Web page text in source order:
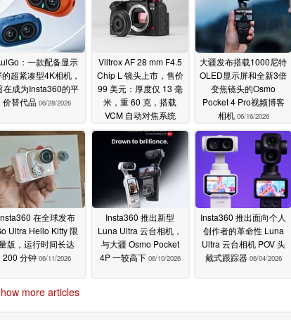
：一款配备显示
的超紧凑型4K相机，
在成为Insta360的平
价替代品 06/28/2026
Viltrox AF 28 mm F4.5
Chip L 镜头上市，售价
99 美元：厚度仅 13 毫
米，重 60 克，搭载
VCM 自动对焦系统
06/17/2026
大疆发布搭载1000尼特
OLED显示屏和全新3倍
变焦镜头的Osmo
Pocket 4 Pro视频博客
相机 06/16/2026
在全球发布
Ultra Hello Kitty 限
版，运行时间长达
200 分钟 06/11/2026
Insta360 推出新型
Luna Ultra 云台相机，
与大疆 Osmo Pocket
4P 一较高下 06/10/2026
Insta360 推出面向个人
创作者的革命性 Luna
Ultra 云台相机 POV 头
戴式跟踪器 06/04/2026
more articles